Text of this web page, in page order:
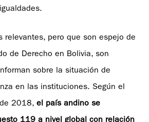
relevantes, pero que son espejo de
de Derecho en Bolivia, son
sobre la situación de
en las instituciones. Según el
2018, el país andino se